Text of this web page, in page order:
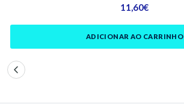
11,60€
ADICIONAR AO CARRINHO